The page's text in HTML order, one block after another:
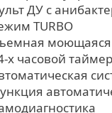
ДУ с
TURBO
х часовой таймер